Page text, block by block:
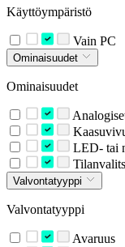
Käyttöympäristö
Vain PC
Ominaisuudet
Ominaisuudet
LED- tai
Valvontatyyppi
Valvontatyyppi
Avaruus